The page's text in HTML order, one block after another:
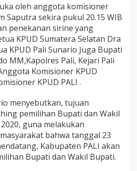
oleh anggota komisioner
Saputra sekira pukul 20.15 WIB
penekanan sirine yang
KPUD Sumatera Selatan Dra
KPUD Pali Sunario Juga Bupati
MM,Kapolres Pali, Kejari Pali
Komisioner KPUD
KPUD PALI .
menyebutkan, tujuan
pemilihan Bupati dan Wakil
guna melakukan
bahwa tanggal 23
Kabupaten PALI akan
Bupati dan Wakil Bupati.